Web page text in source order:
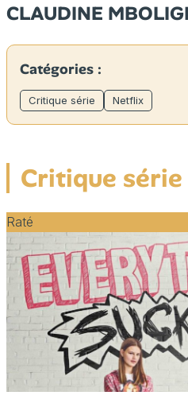
CLAUDINE
Catégories :
Critique série Netflix
Critique série
Raté